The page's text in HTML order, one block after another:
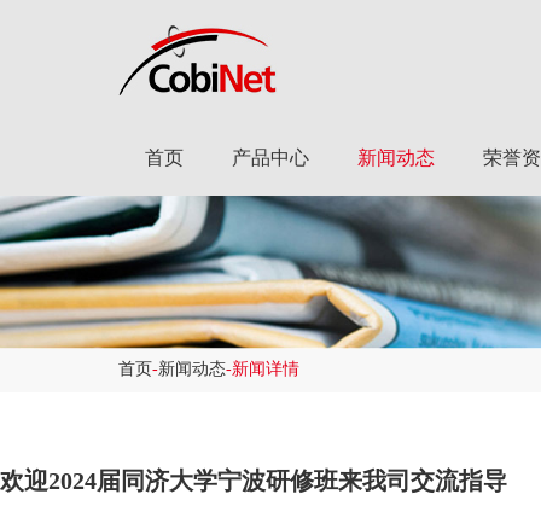
首页 产品中心 新闻动态 荣誉
首页-新闻动态-新闻详情
欢迎2024届同济大学宁波研修班来我司交流指导